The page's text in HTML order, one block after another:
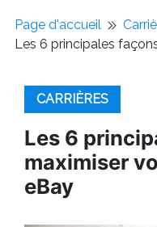
Page d'accueil
Les 6 principales
CARRIÈRES
Les 6
maximiser
eBay